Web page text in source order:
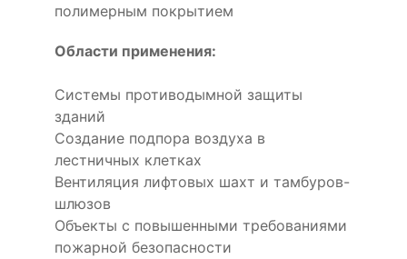
полимерным покрытием
Области применения:
Системы противодымной защиты
зданий
Создание подпора воздуха в
лестничных клетках
Вентиляция лифтовых шахт и тамбуров-
шлюзов
Объекты с повышенными требованиями
пожарной безопасности